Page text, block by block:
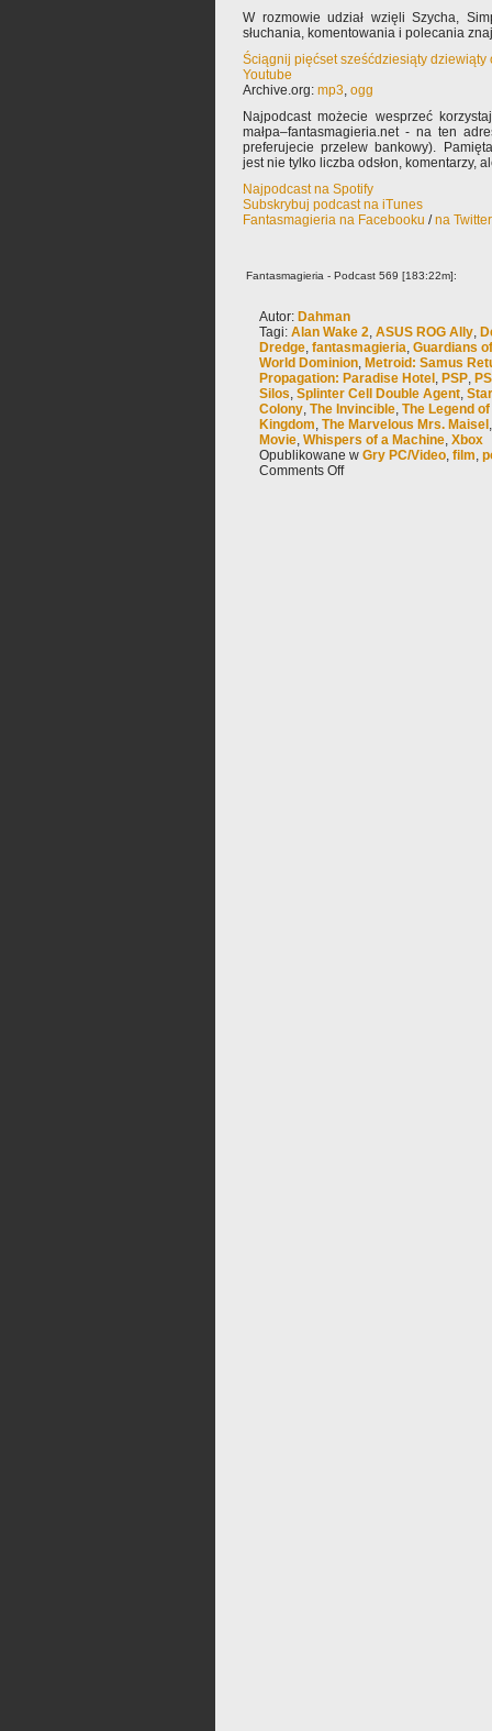
W rozmowie udział wzięli Szycha,
słuchania, komentowania i polecania
Ściągnij pięćset sześćdziesiąty dziewiąty
Youtube
Archive.org: mp3, ogg
Najpodcast możecie wesprzeć
małpa–fantasmagieria.net - na ten
preferujecie przelew bankowy).
jest nie tylko liczba odsłon, komentarzy,
Najpodcast na Spotify
Subskrybuj podcast na iTunes
Fantasmagieria na Facebooku /na
Fantasmagieria - Podcast 569 [183:22m]:
Autor: Dahman
Tagi: Alan Wake 2, ASUS ROG Ally,
Dredge, fantasmagieria, Guardians
World Dominion, Metroid: Samus
Propagation: Paradise Hotel , PSP,
Silos, Splinter Cell Double Agent,
Colony, The Invincible, The Legend
Kingdom, The Marvelous Mrs. Maisel
Movie, Whispers of a Machine, Xbox
Opublikowane w Gry PC/Video, film,
Comments Off